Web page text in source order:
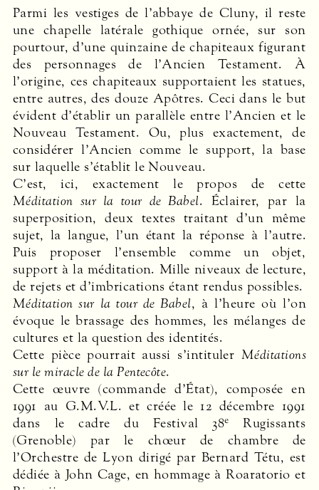
Parmi les vestiges de l’abbaye de Cluny, il reste
une chapelle latérale gothique ornée, sur son
pourtour, d’une quinzaine de chapiteaux figurant
des personnages de l’Ancien Testament. À
l’origine, ces chapiteaux supportaient les statues,
entre autres, des douze Apôtres. Ceci dans le but
évident d’établir un parallèle entre l’Ancien et le
Nouveau Testament. Ou, plus exactement, de
considérer l’Ancien comme le support, la base
sur laquelle s’établit le Nouveau.
C’est, ici, exactement le propos de cette
Méditation sur la tour de Babel. Éclairer, par la
superposition, deux textes traitant d’un même
sujet, la langue, l’un étant la réponse à l’autre.
Puis proposer l’ensemble comme un objet,
support à la méditation. Mille niveaux de lecture,
de rejets et d’imbrications étant rendus possibles.
Méditation sur la tour de Babel, à l’heure où l’on
évoque le brassage des hommes, les mélanges de
cultures et la question des identités.
Cette pièce pourrait aussi s’intituler Méditations
sur le miracle de la Pentecôte.
Cette œuvre (commande d’État), composée en
1991 au G.M.V.L. et créée le 12 décembre 1991
dans le cadre du Festival 38e
Rugissants
(Grenoble) par le chœur de chambre de
l’Orchestre de Lyon dirigé par Bernard Tétu, est
dédiée à John Cage, en hommage à Roaratorio et